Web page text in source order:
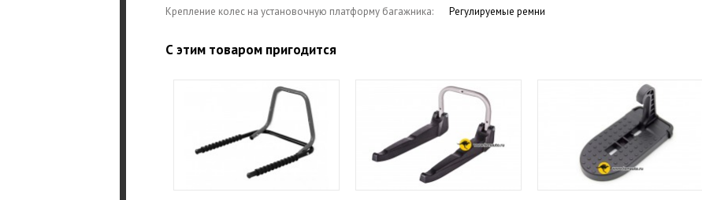
Крепление колес на установочную платформу багажника: Регулируемые ремни
С этим товаром пригодится